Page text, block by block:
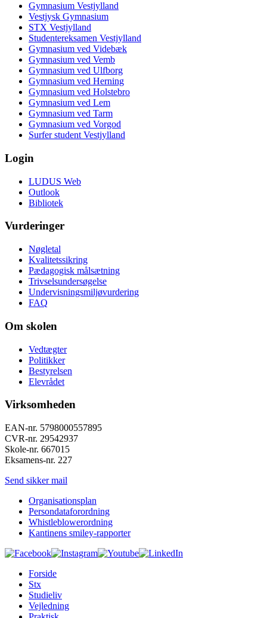
Gymnasium Vestjylland
Vestjysk Gymnasium
STX Vestjylland
Studentereksamen Vestjylland
Gymnasium ved Videbæk
Gymnasium ved Vemb
Gymnasium ved Ulfborg
Gymnasium ved Herning
Gymnasium ved Holstebro
Gymnasium ved Lem
Gymnasium ved Tarm
Gymnasium ved Vorgod
Surfer student Vestjylland
Login
LUDUS Web
Outlook
Bibliotek
Vurderinger
Nøgletal
Kvalitetssikring
Pædagogisk målsætning
Trivselsundersøgelse
Undervisningsmiljøvurdering
FAQ
Om skolen
Vedtægter
Politikker
Bestyrelsen
Elevrådet
Virksomheden
EAN-nr. 5798000557895
CVR-nr. 29542937
Skole-nr. 667015
Eksamens-nr. 227
Send sikker mail
Organisationsplan
Persondataforordning
Whistleblowerordning
Kantinens smiley-rapporter
Forside
Stx
Studieliv
Vejledning